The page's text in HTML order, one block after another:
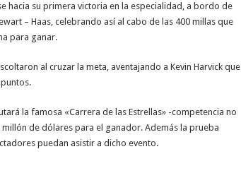
hacia su primera victoria en la especialidad, a bordo de
– Haas, celebrando así al cabo de las 400 millas que
para ganar.
al cruzar la meta, aventajando a Kevin Harvick que
la famosa «Carrera de las Estrellas» -competencia no
de dólares para el ganador. Además la prueba
puedan asistir a dicho evento.